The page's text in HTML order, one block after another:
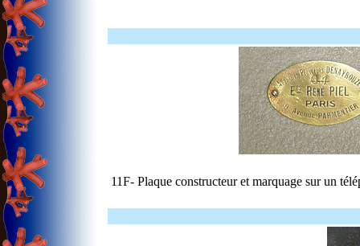
11F- Plaque constructeur et marquage sur un